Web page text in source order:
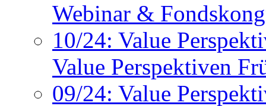
Webinar &
10/24: Value
Value Perspektiven
09/24: Value